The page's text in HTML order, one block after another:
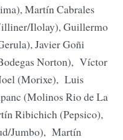
Martín Cabrales
Ilolay), Guillermo
Javier Goñi
Norton), Víctor
(Morixe), Luis
(Molinos Rio de La
Ribichich (Pepsico),
Jumbo), Martín